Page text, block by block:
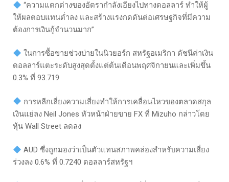
“ความแตกต่างของอัตรากำลังเอียงไปทางดอลลาร์ ทำให้ผู้
ให้ผลตอบแทนต่ำลง และสร้างแรงกดดันต่อเศรษฐกิจที่มีความ
ต้องการเงินกู้จำนวนมาก”
ในการซื้อขายช่วงบ่ายในนิวยอร์ก สหรัฐอเมริกา ดัชนีค่าเงิน
ดอลลาร์แตะระดับสูงสุดตั้งแต่ต้นเดือนพฤศจิกายนและเพิ่มขึ้น
0.3% ที่ 93.719
การหลีกเลี่ยงความเสี่ยงทำให้การเคลื่อนไหวของตลาดสกุล
เงินแย่ลง Neil Jones หัวหน้าฝ่ายขาย FX ที่ Mizuho ​​กล่าวโดย
หุ้น Wall Street ลดลง
AUD ซึ่งถูกมองว่าเป็นตัวแทนสภาพคล่องสำหรับความเสี่ยง
ร่วงลง 0.6% ที่ 0.7240 ดอลลาร์สหรัฐฯ